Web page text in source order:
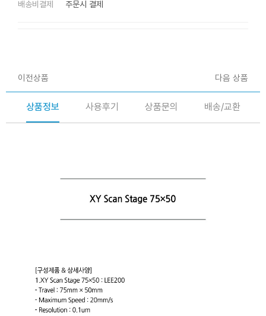
배송비결제 주문시 결제
이전상품 다음 상품
상품정보 사용후기 상품문의 배송/교환